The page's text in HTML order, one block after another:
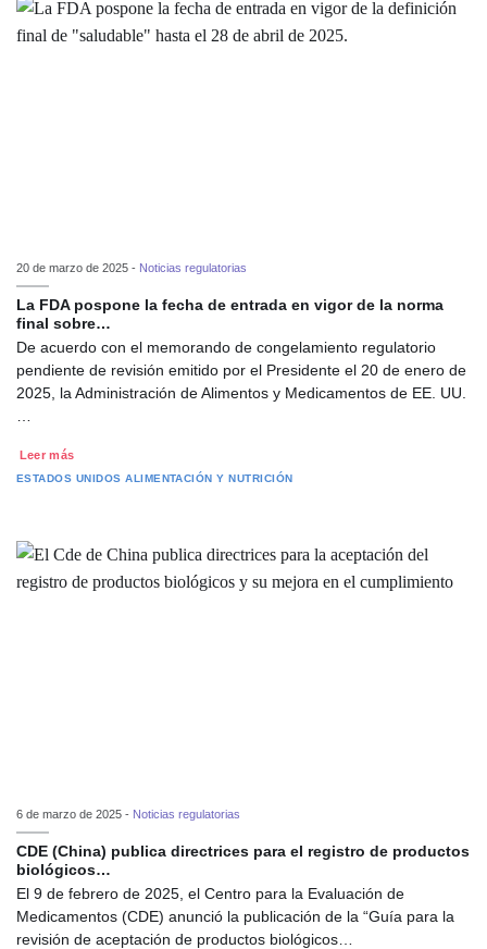
20 de marzo de 2025 - Noticias regulatorias
La FDA pospone la fecha de entrada en vigor de la norma
final sobre…
De acuerdo con el memorando de congelamiento regulatorio
pendiente de revisión emitido por el Presidente el 20 de enero de
2025, la Administración de Alimentos y Medicamentos de EE. UU.
Leer más
ESTADOS UNIDOS ALIMENTACIÓN Y NUTRICIÓN
6 de marzo de 2025 - Noticias regulatorias
CDE (China) publica directrices para el registro de productos
biológicos…
El 9 de febrero de 2025, el Centro para la Evaluación de
Medicamentos (CDE) anunció la publicación de la “Guía para la
revisión de aceptación de productos biológicos…